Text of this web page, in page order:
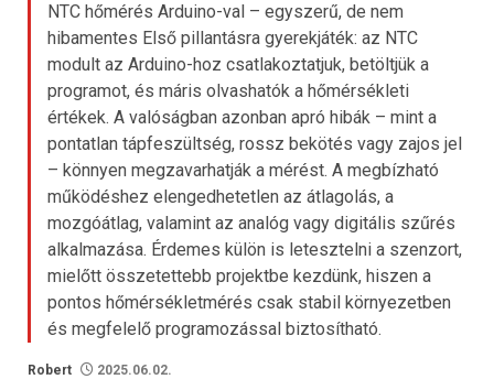
NTC hőmérés Arduino-val – egyszerű, de nem
hibamentes Első pillantásra gyerekjáték: az NTC
modult az Arduino-hoz csatlakoztatjuk, betöltjük a
programot, és máris olvashatók a hőmérsékleti
értékek. A valóságban azonban apró hibák – mint a
pontatlan tápfeszültség, rossz bekötés vagy zajos jel
– könnyen megzavarhatják a mérést. A megbízható
működéshez elengedhetetlen az átlagolás, a
mozgóátlag, valamint az analóg vagy digitális szűrés
alkalmazása. Érdemes külön is letesztelni a szenzort,
mielőtt összetettebb projektbe kezdünk, hiszen a
pontos hőmérsékletmérés csak stabil környezetben
és megfelelő programozással biztosítható.
Robert 2025.06.02.